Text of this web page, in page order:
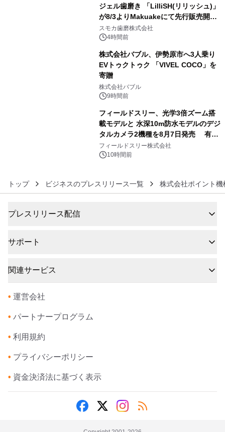
ジェル歯磨き 「LilliSH(リリッシュ)」
が8/3よりMakuakeにて先行販売開
始！
スモカ歯磨株式会社
4時間前
株式会社バブル、伊勢原市へ3人乗り
EVトゥクトゥク 「VIVEL COCO」を
寄贈
株式会社バブル
9時間前
フィールドスリー、光学3倍ズーム搭
載モデルと 水深10m防水モデルのデジ
タルカメラ2機種を8月7日発売 有効
約1300万画素、用途別に選べるコンデ
ジ新登場
フィールドスリー株式会社
10時間前
トップ ビジネスのプレスリリース一覧 株式会社ポイント機
プレスリリース配信
サポート
関連サービス
• 運営会社
• パートナープログラム
• 利用規約
• プライバシーポリシー
• 資金決済法に基づく表示